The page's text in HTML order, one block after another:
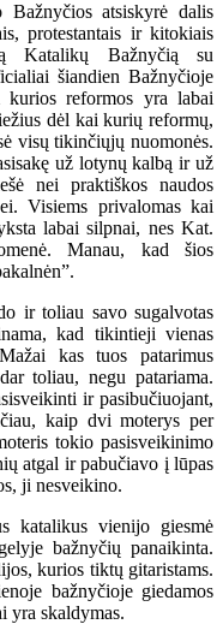
atsiskyrė dalis
protestantais ir kitokiais
Katalikų Bažnyčią su
šiandien Bažnyčioje
reformos yra labai
dėl kai kurių reformų,
visų tikinčiųjų nuomonės.
už lotynų kalbą ir už
nei praktiškos naudos
Visiems privalomas kai
labai silpnai, nes Kat.
Manau, kad šios
toliau savo sugalvotas
kad tikintieji vienas
kas tuos patarimus
toliau, negu patariama.
ir pasibučiuojant,
kaip dvi moterys per
tokio pasisveikinimo
atgal ir pabučiavo į lūpas
ji nesveikino.
vienijo giesmė
bažnyčių panaikinta.
kurios tiktų gitaristams.
bažnyčioje giedamos
yra skaldymas.